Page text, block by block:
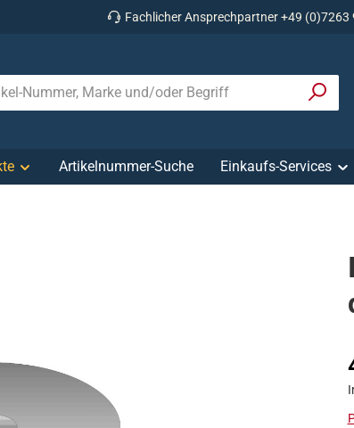
Fachlicher Ansprechpartner +49 (0)7263
Artikelnummer-Suche Einkaufs-Services